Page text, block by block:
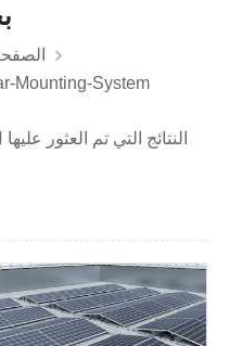
Mounting-System